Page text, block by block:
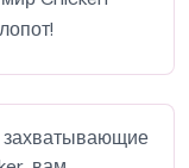
захватывающие